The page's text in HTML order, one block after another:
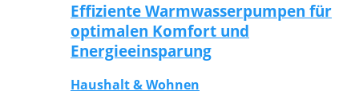
Effiziente Warmwasserpumpen für
optimalen Komfort und
Energieeinsparung
Haushalt & Wohnen